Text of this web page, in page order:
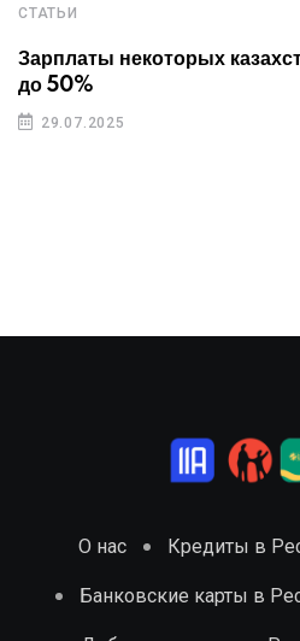
СТАТЬИ
Зарплаты некоторых
до 50%
29.07.2025
О нас Кредиты в
Банковские карты в